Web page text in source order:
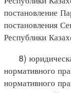
постановление
постановления
Республики
8)
нормативного
нормативного